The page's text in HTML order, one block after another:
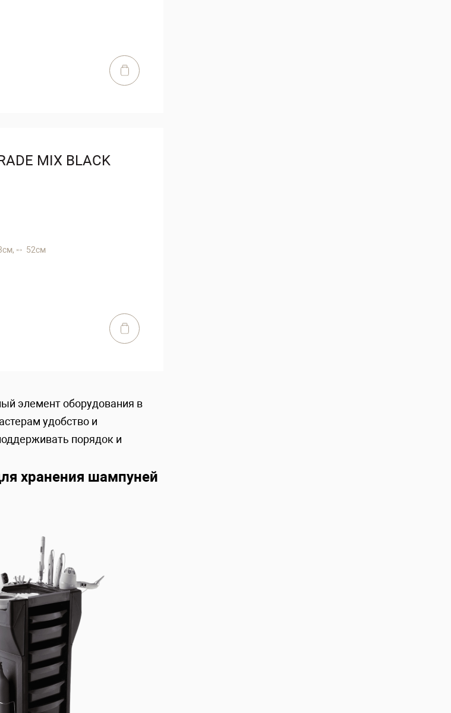
MIX BLACK
см, 52 см
элемент оборудования в
удобство и
порядок и
хранения шампуней